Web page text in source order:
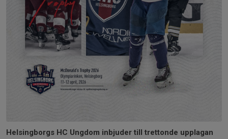
Helsingborgs HC Ungdom inbjuder till trettonde upplagan